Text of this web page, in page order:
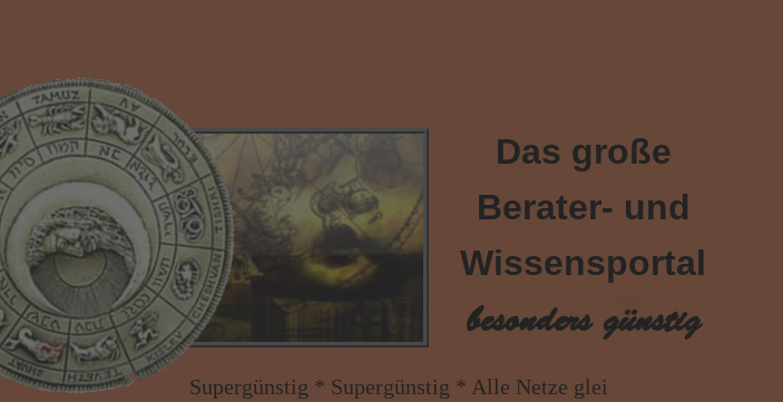
❤
❤
Das große
Berater- und
Wissensportal
besonders günstig
Supergünstig * Supergünstig * Alle Netze gleicher Preis * Handy und Festnetz